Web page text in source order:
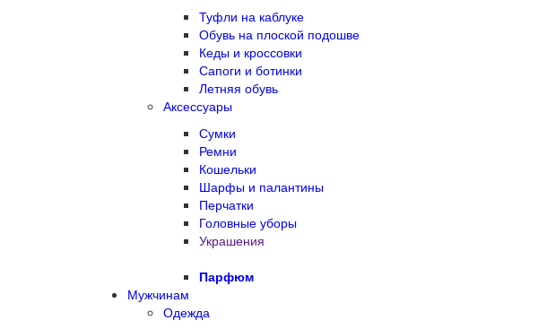
Туфли на каблуке
Обувь на плоской подошве
Кеды и кроссовки
Сапоги и ботинки
Летняя обувь
Аксессуары
Сумки
Ремни
Кошельки
Шарфы и палантины
Перчатки
Головные уборы
Украшения
Парфюм
Мужчинам
Одежда